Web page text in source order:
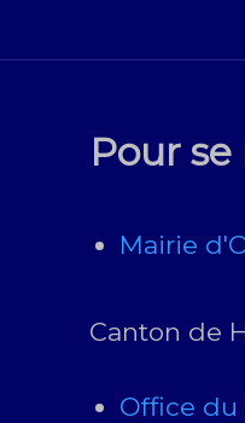
Pour
Mairie
Canton de
Office du